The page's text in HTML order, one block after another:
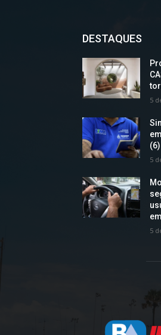
DESTAQUES
5
(6)
5
5